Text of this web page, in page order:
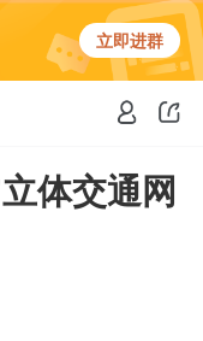
立即进群
体交通网